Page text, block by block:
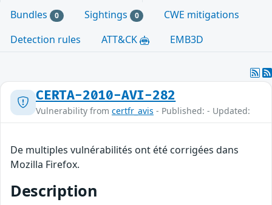
Bundles 0 Sightings 0
CWE mitigations
Detection rules
ATT&CK EMB3D
CERTA-2010-AVI-282
Vulnerability from certfr_avis - Published: - Updated:
De multiples vulnérabilités ont été corrigées dans
Mozilla Firefox.
Description